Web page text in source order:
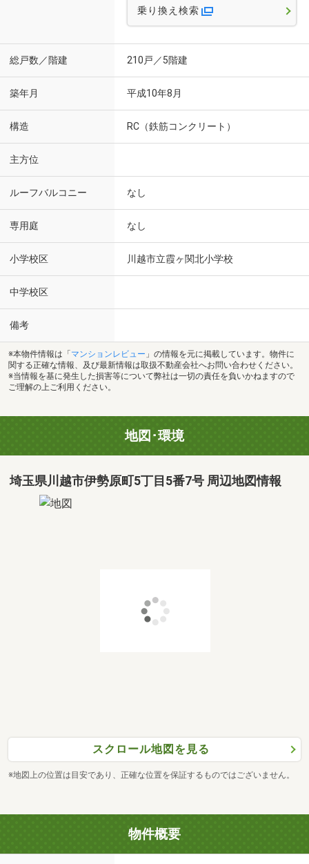
乗り換え検索
総戸数／階建 210戸／5階建
築年月 平成10年8月
構造 RC（鉄筋コンクリート）
主方位
ルーフバルコニー なし
専用庭 なし
小学校区 川越市立霞ヶ関北小学校
中学校区
備考
※本物件情報は「 マンションレビュー 」の情報を元に掲載しています。物件に
関する正確な情報、及び最新情報は取扱不動産会社へお問い合わせください。
※当情報を基に発生した損害等について弊社は一切の責任を負いかねますので
ご理解の上ご利用ください。
地図･環境
埼玉県川越市伊勢原町5丁目5番7号 周辺地図情報
スクロール地図を見る
※地図上の位置は目安であり、正確な位置を保証するものではございません。
物件概要